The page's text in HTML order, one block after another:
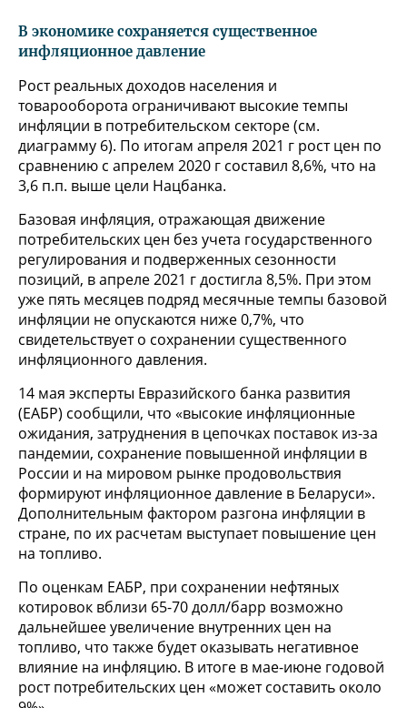
В экономике сохраняется существенное
инфляционное давление
Рост реальных доходов населения и
товарооборота ограничивают высокие темпы
инфляции в потребительском секторе (см.
диаграмму 6). По итогам апреля 2021 г рост цен по
сравнению с апрелем 2020 г составил 8,6%, что на
3,6 п.п. выше цели Нацбанка.
Базовая инфляция, отражающая движение
потребительских цен без учета государственного
регулирования и подверженных сезонности
позиций, в апреле 2021 г достигла 8,5%. При этом
уже пять месяцев подряд месячные темпы базовой
инфляции не опускаются ниже 0,7%, что
свидетельствует о сохранении существенного
инфляционного давления.
14 мая эксперты Евразийского банка развития
(ЕАБР) сообщили, что «высокие инфляционные
ожидания, затруднения в цепочках поставок из-за
пандемии, сохранение повышенной инфляции в
России и на мировом рынке продовольствия
формируют инфляционное давление в Беларуси».
Дополнительным фактором разгона инфляции в
стране, по их расчетам выступает повышение цен
на топливо.
По оценкам ЕАБР, при сохранении нефтяных
котировок вблизи 65-70 долл/барр возможно
дальнейшее увеличение внутренних цен на
топливо, что также будет оказывать негативное
влияние на инфляцию. В итоге в мае-июне годовой
рост потребительских цен «может составить около